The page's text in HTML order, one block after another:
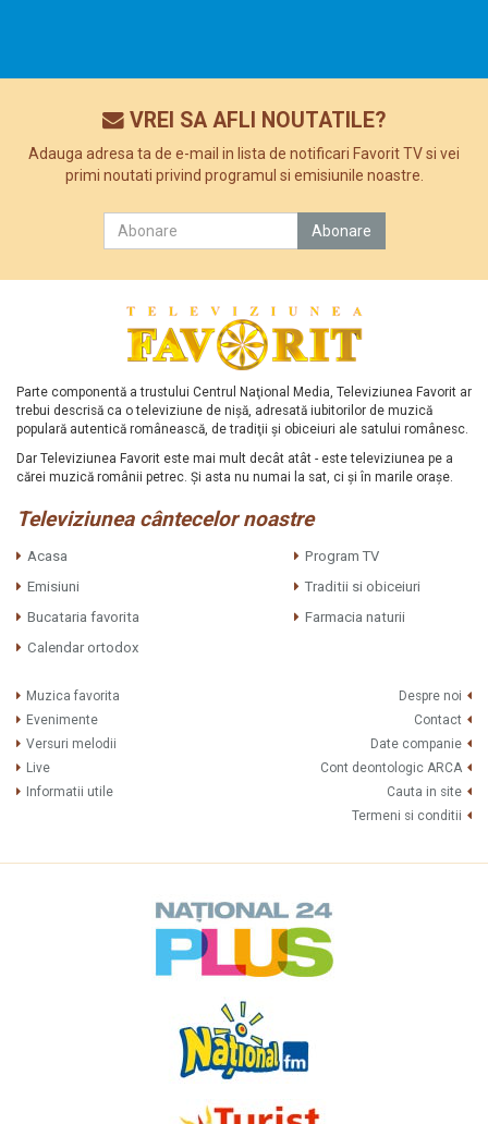
VREI SA AFLI NOUTATILE?
Adauga adresa ta de e-mail in lista de notificari Favorit TV si vei
primi noutati privind programul si emisiunile noastre.
Parte componentă a trustului Centrul Naţional Media, Televiziunea Favorit ar
trebui descrisă ca o televiziune de nişă, adresată iubitorilor de muzică
populară autentică românească, de tradiţii şi obiceiuri ale satului românesc.
Dar Televiziunea Favorit este mai mult decât atât - este televiziunea pe a
cărei muzică românii petrec. Şi asta nu numai la sat, ci şi în marile oraşe.
Televiziunea cântecelor noastre
Acasa
Program TV
Emisiuni
Traditii si obiceiuri
Bucataria favorita
Farmacia naturii
Calendar ortodox
Muzica favorita
Evenimente
Versuri melodii
Live
Informatii utile
Despre noi
Contact
Date companie
Cont deontologic ARCA
Cauta in site
Termeni si conditii